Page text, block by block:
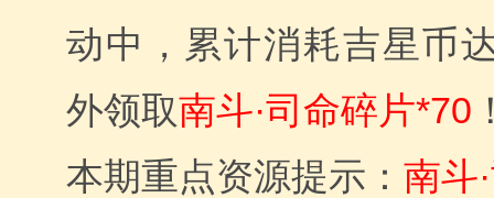
动中，累计消耗吉星币
外领取南斗·司命碎片*70
本期重点资源提示： 南斗